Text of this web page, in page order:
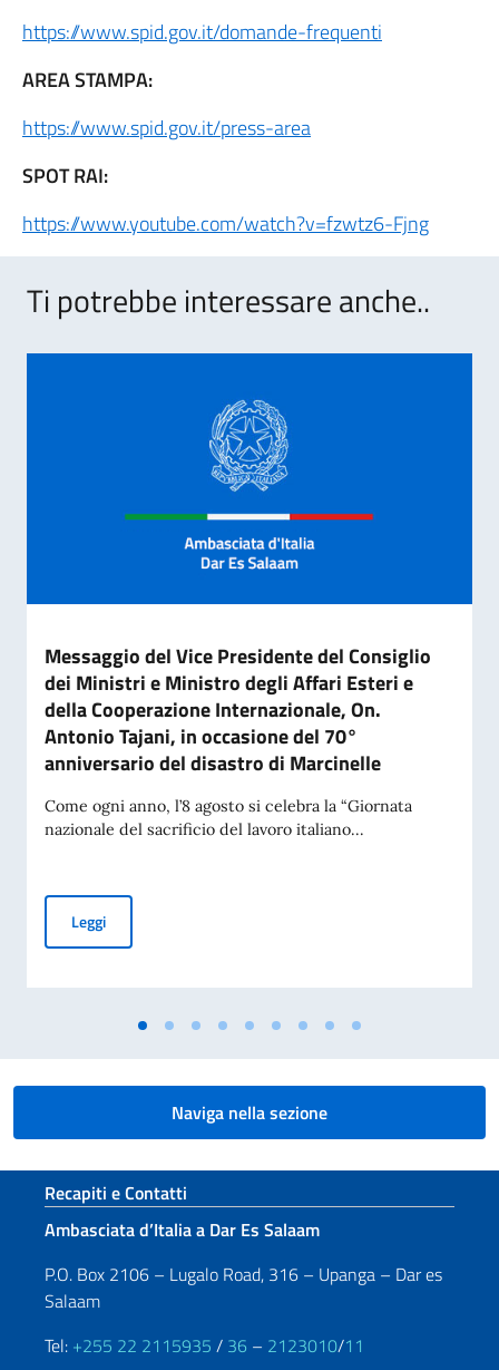
https://www.spid.gov.it/domande-frequenti
AREA STAMPA:
https://www.spid.gov.it/press-area
SPOT RAI:
https://www.youtube.com/watch?v=fzwtz6-Fjng
Ti potrebbe interessare anche..
Messaggio del Vice Presidente del Consiglio
dei Ministri e Ministro degli Affari Esteri e
della Cooperazione Internazionale, On.
Antonio Tajani, in occasione del 70°
anniversario del disastro di Marcinelle
Come ogni anno, l’8 agosto si celebra la “Giornata
nazionale del sacrificio del lavoro italiano...
LeggiMessaggio del Vice Presidente del Consiglio dei Ministri e
Naviga nella sezione
Sezione footer
Recapiti e Contatti
Ambasciata d’Italia a Dar Es Salaam
P.O. Box 2106 – Lugalo Road, 316 – Upanga – Dar es
Salaam
Tel: +255 22 2115935 / 36 – 2123010/11